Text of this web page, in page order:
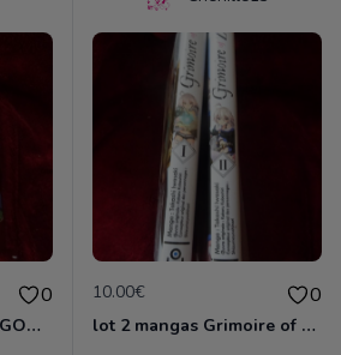
0
Lot de 2 mangas DRAGON QUEST
10.00€ 0
lot 2 mangas Grimoire of ZERO